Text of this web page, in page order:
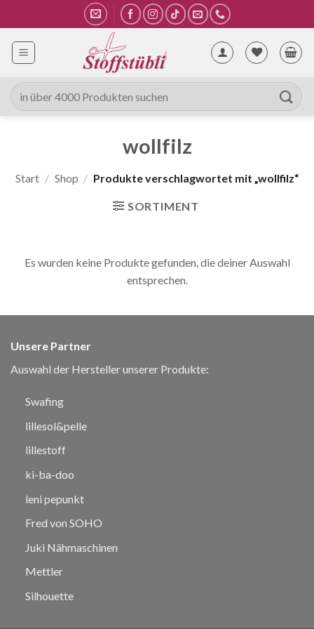
Inhalt
springen
Suche
nach:
wollfilz
Start / Shop / Produkte verschlagwortet mit „wollfilz“
SORTIMENT
Es wurden keine Produkte gefunden, die deiner Auswahl
entsprechen.
Unsere Partner
Auswahl der Hersteller unserer Produkte:
Swafing
lillesol&pelle
lillestoff
ki-ba-doo
leni pepunkt
Fred von SOHO
Juki Nähmaschinen
Mettler
Silhouette